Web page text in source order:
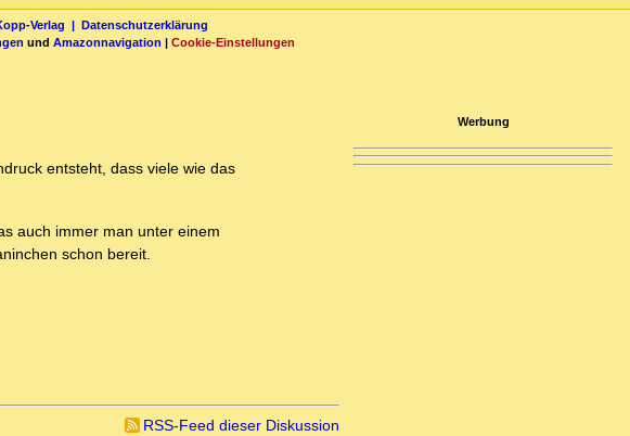
Verlag | Datenschutzerklärung
und Amazonnavigation | Cookie-Einstellungen
entsteht, dass viele wie das
auch immer man unter einem
schon bereit.
RSS-Feed dieser Diskussion
Werbung